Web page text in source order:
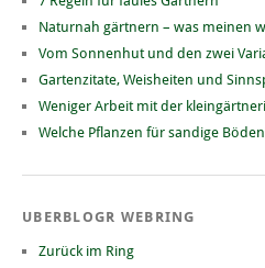
Naturnah gärtnern – was meinen
Vom Sonnenhut und den zwei
Gartenzitate, Weisheiten und
Weniger Arbeit mit der
Welche Pflanzen für sandige
UBERBLOGR WEBRING
Zurück im Ring